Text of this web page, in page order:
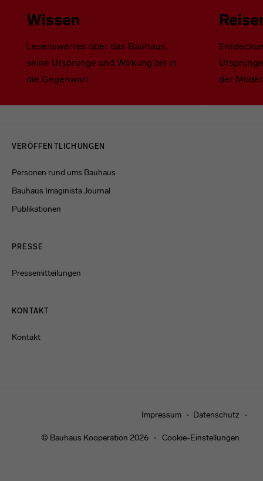
Wissen
Lesenswertes über das Bauhaus,
seine Ursprünge und Wirkung bis in
die Gegenwart
der
VERÖFFENTLICHUNGEN
Personen rund ums Bauhaus
Bauhaus Imaginista Journal
Publikationen
PRESSE
Pressemitteilungen
KONTAKT
Kontakt
Impressum Datenschutz
© Bauhaus Kooperation 2026 Cookie-Einstellungen